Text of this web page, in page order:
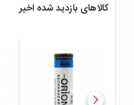
کالاهای بازدید شده اخیر